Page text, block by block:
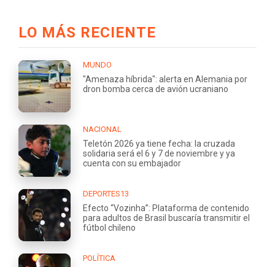
LO MÁS RECIENTE
MUNDO
"Amenaza híbrida": alerta en Alemania por
dron bomba cerca de avión ucraniano
NACIONAL
Teletón 2026 ya tiene fecha: la cruzada
solidaria será el 6 y 7 de noviembre y ya
cuenta con su embajador
DEPORTES13
Efecto “Vozinha”: Plataforma de contenido
para adultos de Brasil buscaría transmitir el
fútbol chileno
POLÍTICA